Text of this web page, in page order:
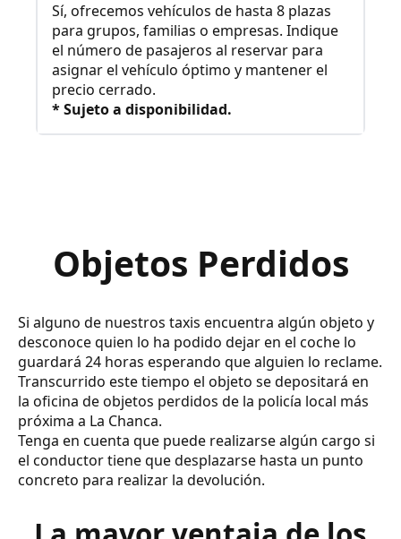
Sí, ofrecemos vehículos de hasta 8 plazas
para grupos, familias o empresas. Indique
el número de pasajeros al reservar para
asignar el vehículo óptimo y mantener el
precio cerrado.
* Sujeto a disponibilidad.
Objetos Perdidos
Si alguno de nuestros taxis encuentra algún objeto y
desconoce quien lo ha podido dejar en el coche lo
guardará 24 horas esperando que alguien lo reclame.
Transcurrido este tiempo el objeto se depositará en
la oficina de objetos perdidos de la policía local más
próxima a La Chanca.
Tenga en cuenta que puede realizarse algún cargo si
el conductor tiene que desplazarse hasta un punto
concreto para realizar la devolución.